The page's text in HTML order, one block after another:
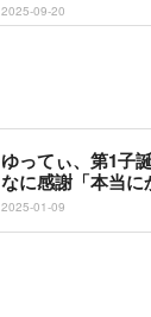
2025-09-20
ゆってぃ、第1子
なに感謝「本当に
2025-01-09